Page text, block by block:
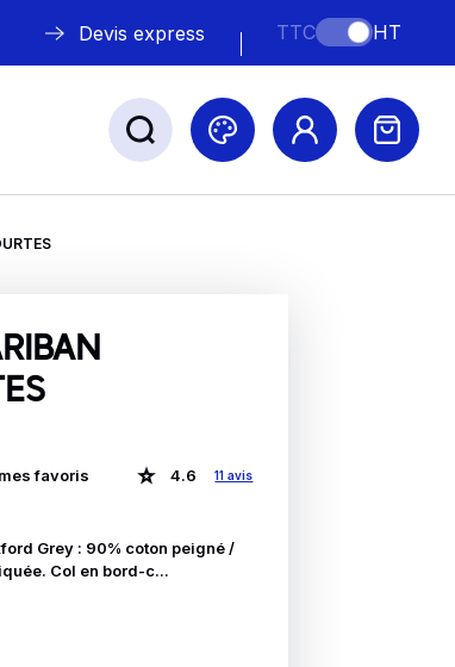
Devis express TTC HT
Nos marques
favoris 4.6 11 avis
Grey : 90% coton peigné /
Col en bord-c...